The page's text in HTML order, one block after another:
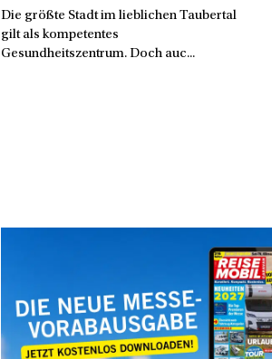
Die größte Stadt im lieblichen Taubertal
gilt als kompetentes
Gesundheitszentrum. Doch auc...